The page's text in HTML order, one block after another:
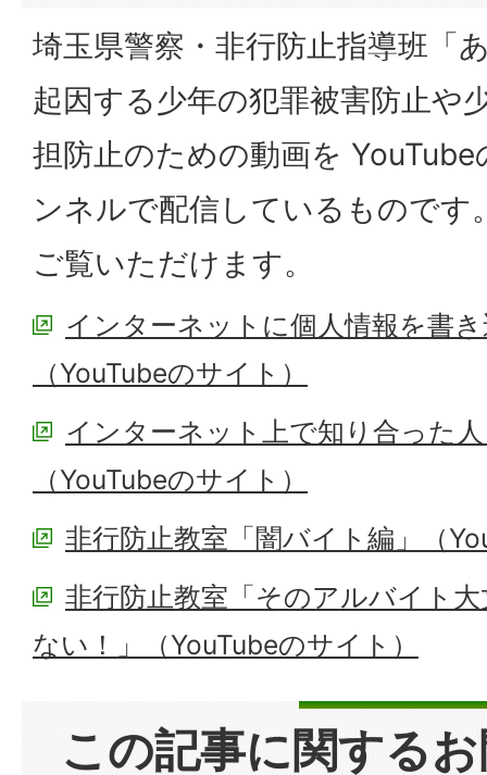
埼玉県警察・非行防止指導班「
起因する少年の犯罪被害防止や
担防止のための動画を
ンネルで配信しているものです
ご覧いただけます。
インターネットに個人情報を書
（YouTubeのサイト）
インターネット上で知り合った
（YouTubeのサイト）
非行防止教室「闇バイト編」（
非行防止教室「そのアルバイト
ない！」（YouTubeのサイト）
この記事に関する